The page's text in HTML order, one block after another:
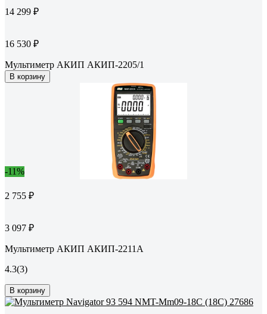
14 299 ₽
16 530 ₽
Мультиметр АКИП АКИП-2205/1
В корзину
-11%
2 755 ₽
3 097 ₽
Мультиметр АКИП АКИП-2211А
4.3(3)
В корзину